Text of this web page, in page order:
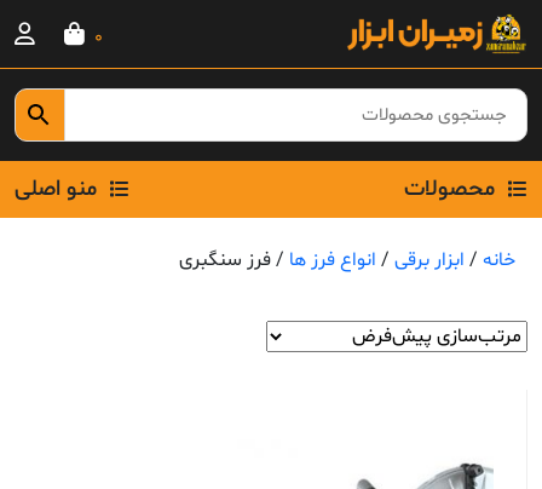
Skip
content
0
محصولات منو اصلی
خانه / ابزار برقی / انواع فرز ها / فرز سنگبری